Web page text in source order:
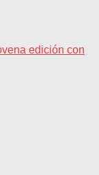
edición con